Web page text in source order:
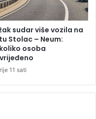
sudar više vozila na
Stolac – Neum:
osoba
11 sati